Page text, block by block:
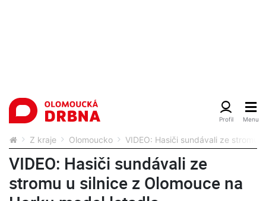
Z kraje Olomoucko VIDEO: Hasiči sundávali ze stromu
VIDEO: Hasiči sundávali ze
stromu u silnice z Olomouce na